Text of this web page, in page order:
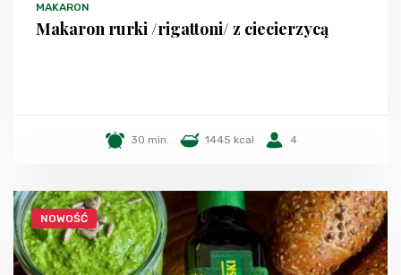
MAKARON
Makaron rurki /rigattoni/ z ciecierzycą
30 min. 1445 kcal 4
NOWOŚĆ